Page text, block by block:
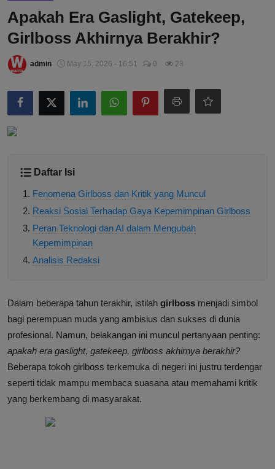
Apakah Era Gaslight, Gatekeep,
Girlboss Akhirnya Berakhir?
admin May 15, 2026 - 16:51 0 23
Daftar Isi
Fenomena Girlboss dan Kritik yang Muncul
Reaksi Sosial Terhadap Gaya Kepemimpinan Girlboss
Peran Teknologi dan AI dalam Mengubah
Kepemimpinan
Analisis Redaksi
Dalam beberapa tahun terakhir, istilah girlboss menjadi simbol
bagi perempuan muda yang ambisius dan sukses di dunia
profesional. Namun, belakangan ini muncul pertanyaan penting:
apakah era gaslight, gatekeep, girlboss akhirnya berakhir?
Beberapa tokoh girlboss terkemuka di negeri ini justru terdengar
seperti tidak mampu membaca suasana atau memahami kritik
yang berkembang di masyarakat.